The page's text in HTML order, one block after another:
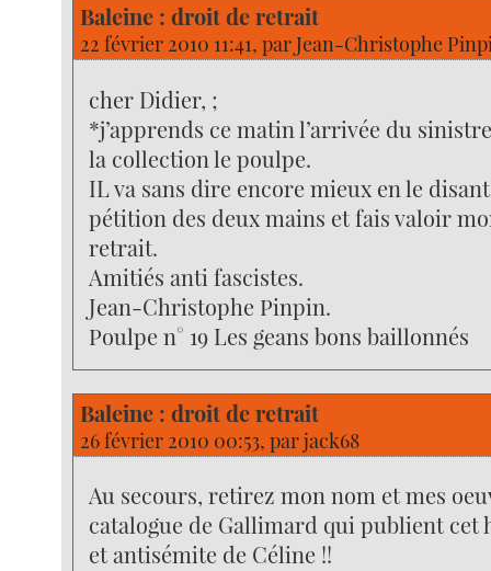
Baleine : droit de retrait
22 février 2010 11:41, parJean-Christophe
cher Didier, ;
*j’apprends ce matin l’arrivée du
la collection le poulpe.
IL va sans dire encore mieux en le
pétition des deux mains et fais valoir
retrait.
Amitiés anti fascistes.
Jean-Christophe Pinpin.
Poulpe n° 19 Les geans bons baillonnés
Baleine : droit de retrait
26 février 2010 00:53, parjack68
Au secours, retirez mon nom et mes
catalogue de Gallimard qui publient cet
et antisémite de Céline !!